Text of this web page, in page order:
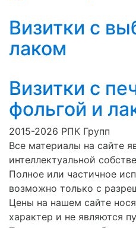
Визитки с
лаком
Визитки с
фольгой и
2015-2026 РПК Групп
Все материалы на сайте
интеллектуальной
Полное или частичное
возможно только с
Цены на нашем сайте
характер и не являются